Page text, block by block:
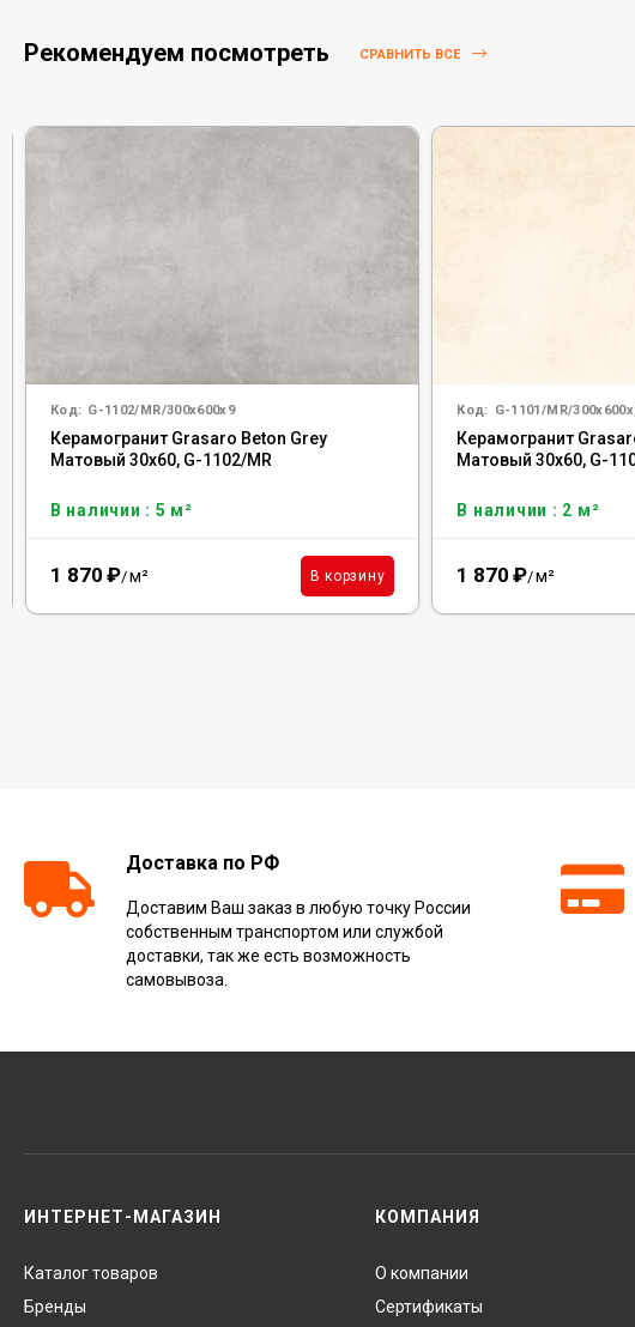
Рекомендуем посмотреть СРАВНИТЬ ВСЕ
Код: G-1102/MR/300x600x9
Керамогранит Grasaro Beton Grey
Матовый 30x60, G-1102/MR
В наличии : 5 м²
1 870 ₽/м² В корзину
Код: G-1101/MR/
Керамогранит
Матовый 30x60, G-
В наличии : 2 м²
1 870 ₽/м²
Доставка по РФ
Доставим Ваш заказ в любую точку России
собственным транспортом или службой
доставки, так же есть возможность
самовывоза.
ИНТЕРНЕТ-МАГАЗИН
Каталог товаров
Бренды
КОМПАНИЯ
О компании
Сертификаты